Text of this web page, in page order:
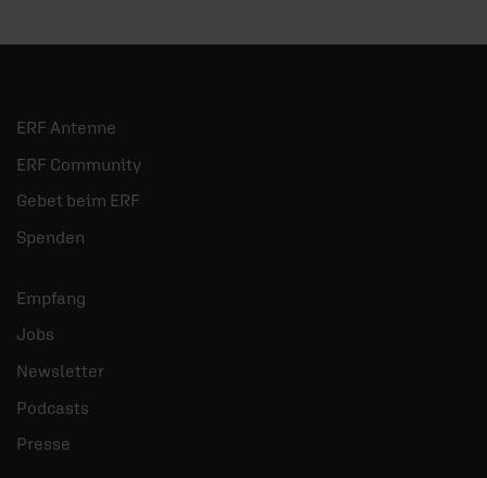
ERF Antenne
ERF Community
Gebet beim ERF
Spenden
Empfang
Jobs
Newsletter
Podcasts
Presse